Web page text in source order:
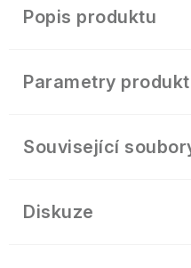
Popis produktu
Parametry
Související
Diskuze